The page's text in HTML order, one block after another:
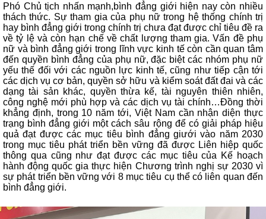
Phó Chủ tịch nhấn mạnh,bình đẳng giới hiện nay còn nhiều
thách thức. Sự tham gia của phụ nữ trong hệ thống chính trị
hay bình đẳng giới trong chính trị chưa đạt được chỉ tiêu đề ra
về tỷ lệ và còn hạn chế về chất lượng tham gia. Vấn đề phụ
nữ và bình đẳng giới trong lĩnh vực kinh tế còn cần quan tâm
đến quyền bình đẳng của phụ nữ, đặc biệt các nhóm phụ nữ
yếu thế đối với các nguồn lực kinh tế, cũng như tiếp cận tới
các dịch vụ cơ bản, quyền sở hữu và kiểm soát đất đai và các
dạng tài sản khác, quyền thừa kế, tài nguyên thiên nhiên,
công nghệ mới phù hợp và các dịch vụ tài chính…Đồng thời
khẳng định, trong 10 năm tới, Việt Nam cần nhận diện thực
trạng bình đẳng giới một cách sâu rộng để có giải pháp hiệu
quả đạt được các mục tiêu bình đẳng giưới vào năm 2030
trong mục tiêu phát triển bền vững đã được Liên hiệp quốc
thông qua cũng như đạt được các mục tiêu của Kế hoạch
hành động quốc gia thực hiện Chương trình nghị sự 2030 vì
sự phát triển bền vững với 8 mục tiêu cụ thể có liên quan đến
bình đẳng giới.